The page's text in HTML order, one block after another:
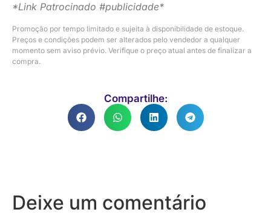
*Link Patrocinado #publicidade*
Promoção por tempo limitado e sujeita à disponibilidade de estoque.
Preços e condições podem ser alterados pelo vendedor a qualquer
momento sem aviso prévio. Verifique o preço atual antes de finalizar a
compra.
Compartilhe:
Deixe um comentário